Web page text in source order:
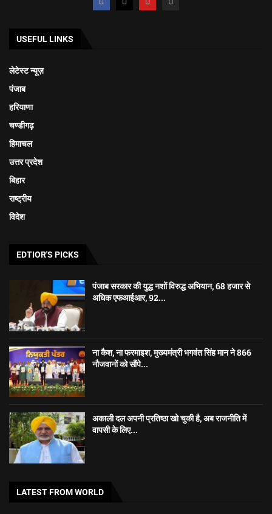
USEFUL LINKS
लेटेस्ट न्यूज़
पंजाब
हरियाणा
चण्डीगढ़
हिमाचल
उत्तर प्रदेश
बिहार
राष्ट्रीय
विदेश
EDTIOR'S PICKS
पंजाब सरकार की युद्ध नशों विरुद्ध अभियान, 68 हजार से
अधिक एफआईआर, 92...
ना कैश, ना फरमाइश, मुख्यमंत्री भगवंत सिंह मान ने 866
नौजवानों को सौंपे...
अकाली दल अपनी प्रतिष्ठा खो चुकी है, अब राजनीति में
वापसी के लिए...
LATEST FROM WORLD